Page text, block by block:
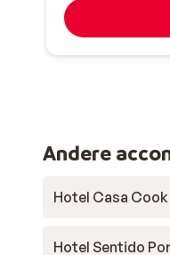
Andere
Hotel Casa
Hotel Sentido